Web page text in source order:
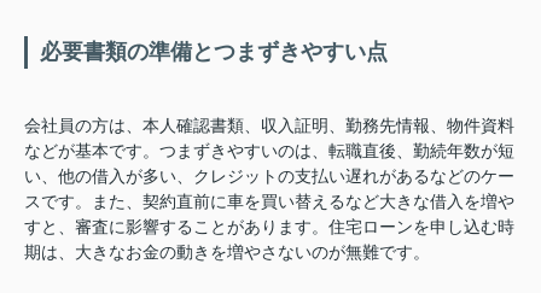
必要書類の準備とつまずきやすい点
会社員の方は、本人確認書類、収入証明、勤務先情報、物件資料
などが基本です。つまずきやすいのは、転職直後、勤続年数が短
い、他の借入が多い、クレジットの支払い遅れがあるなどのケー
スです。また、契約直前に車を買い替えるなど大きな借入を増や
すと、審査に影響することがあります。住宅ローンを申し込む時
期は、大きなお金の動きを増やさないのが無難です。